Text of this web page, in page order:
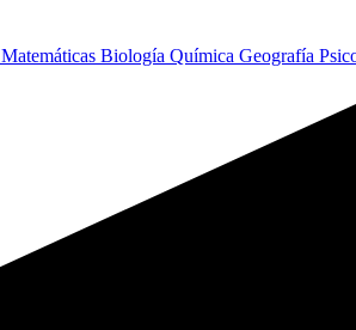
Matemáticas Biología Química Geografía